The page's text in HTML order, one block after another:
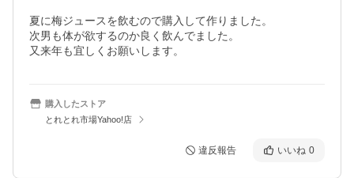
夏に梅ジュースを飲むので購入して作りました。
次男も体が欲するのか良く飲んでました。
又来年も宜しくお願いします。
購入したストア
とれとれ市場Yahoo!店
違反報告 いいね 0